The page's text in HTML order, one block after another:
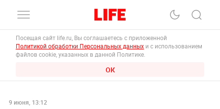
Посещая сайт life.ru, Вы соглашаетесь с приложенной
Политикой обработки Персональных данных и с использованием
файлов cookie, указанных в данной Политике.
ОК
9 июня, 13:12